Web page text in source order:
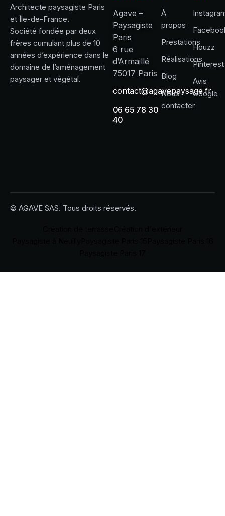
Architecte paysagiste Paris
et Île-de-France.
Société fondée par deux
frères cumulant plus de 10
années d’expérience dans le
domaine de l’aménagement
paysager et végétal.
Agave –
Paysagiste
Paris
6 rue
d’Armaillé
75017 Paris
contact@agavepaysage.fr
06 65 78 30
40
À
propos
Prestations
Réalisations
Blog
Nous
contacter
Houzz
Pinterest
Avis
Google
© AGAVE SAS. Tous droits réservés.